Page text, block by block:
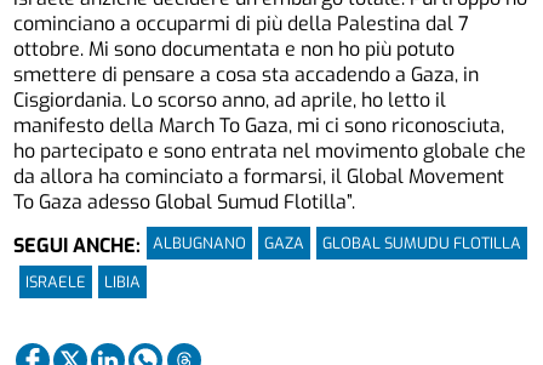
cominciano a occuparmi di più della Palestina dal 7
ottobre. Mi sono documentata e non ho più potuto
smettere di pensare a cosa sta accadendo a Gaza, in
Cisgiordania. Lo scorso anno, ad aprile, ho letto il
manifesto della March To Gaza, mi ci sono riconosciuta,
ho partecipato e sono entrata nel movimento globale che
da allora ha cominciato a formarsi, il Global Movement
To Gaza adesso Global Sumud Flotilla”.
SEGUI ANCHE:
ALBUGNANO GAZA
GLOBAL SUMUDU FLOTILLA
ISRAELE
LIBIA